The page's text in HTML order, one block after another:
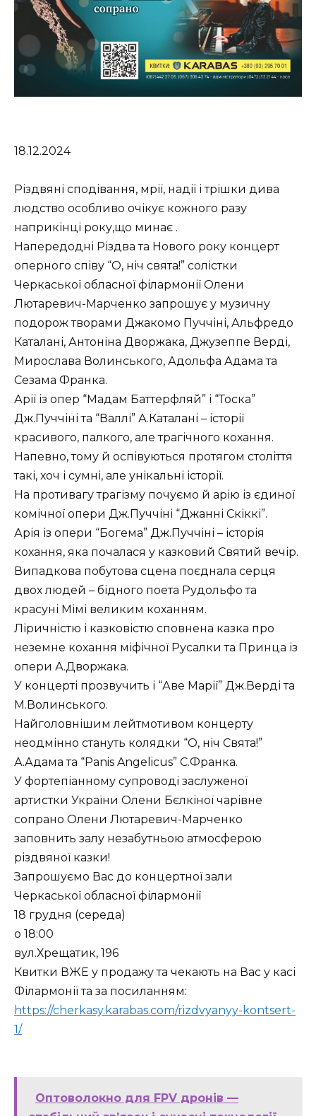
18.12.2024
Різдвяні сподівання, мрії, надії і трішки дива
людство особливо очікує кожного разу
наприкінці року,що минає .
Напередодні Різдва та Нового року концерт
оперного співу “О, ніч свята!” солістки
Черкаської обласної філармонії Олени
Лютаревич-Марченко запрошує у музичну
подорож творами Джакомо Пуччіні, Альфредо
Каталані, Антоніна Дворжака, Джузеппе Верді,
Мирослава Волинського, Адольфа Адама та
Сезама Франка.
Арії із опер “Мадам Баттерфляй” і “Тоска”
Дж.Пуччіні та “Валлі” А.Каталані – історії
красивого, палкого, але трагічного кохання.
Напевно, тому й оспівуються протягом століття
такі, хоч і сумні, але унікальні історії.
На противагу трагізму почуємо й арію із єдиної
комічної опери Дж.Пуччіні “Джанні Скіккі”.
Арія із опери “Богема” Дж.Пуччіні – історія
кохання, яка почалася у казковий Святий вечір.
Випадкова побутова сцена поєднала серця
двох людей – бідного поета Рудольфо та
красуні Мімі великим коханням.
Ліричністю і казковістю сповнена казка про
неземне кохання міфічної Русалки та Принца із
опери А.Дворжака.
У концерті прозвучить і “Аве Марії” Дж.Верді та
М.Волинського.
Найголовнішим лейтмотивом концерту
неодмінно стануть колядки “О, ніч Свята!”
А.Адама та “Panis Angelicus” С.Франка.
У фортепіанному супроводі заслуженої
артистки України Олени Бєлкіної чарівне
сопрано Олени Лютаревич-Марченко
заповнить залу незабутньою атмосферою
різдвяної казки!
Запрошуємо Вас до концертної зали
Черкаської обласної філармонії
18 грудня (середа)
о 18:00
вул.Хрещатик, 196
Квитки ВЖЕ у продажу та чекають на Вас у касі
Філармонії та за посиланням:
https://cherkasy.karabas.com/rizdvyanyy-kontsert-
1/
Оптоволокно для FPV дронів —